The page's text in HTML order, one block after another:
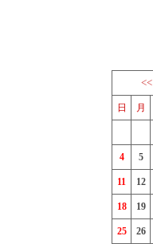
<<
日 月
4 5
11 12
18 19
25 26